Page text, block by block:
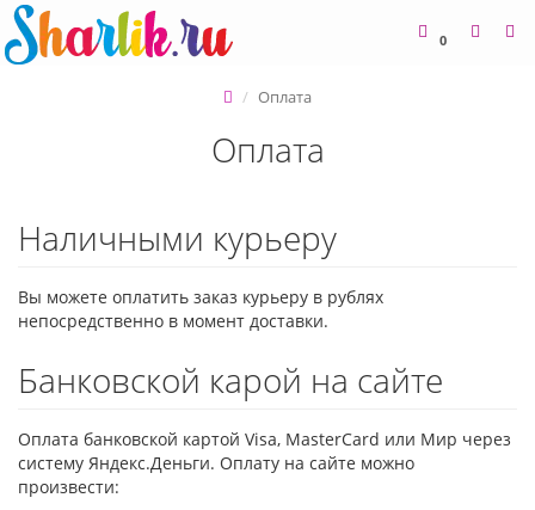
0
Оплата
Оплата
Наличными курьеру
Вы можете оплатить заказ курьеру в рублях
непосредственно в момент доставки.
Банковской карой на сайте
Оплата банковской картой Visa, MasterCard или Мир через
систему Яндекс.Деньги. Оплату на сайте можно
произвести: